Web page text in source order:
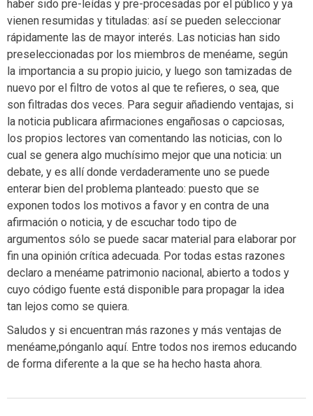
haber sido pre-leídas y pre-procesadas por el público y ya
vienen resumidas y tituladas: así se pueden seleccionar
rápidamente las de mayor interés. Las noticias han sido
preseleccionadas por los miembros de menéame, según
la importancia a su propio juicio, y luego son tamizadas de
nuevo por el filtro de votos al que te refieres, o sea, que
son filtradas dos veces. Para seguir añadiendo ventajas, si
la noticia publicara afirmaciones engañosas o capciosas,
los propios lectores van comentando las noticias, con lo
cual se genera algo muchísimo mejor que una noticia: un
debate, y es allí donde verdaderamente uno se puede
enterar bien del problema planteado: puesto que se
exponen todos los motivos a favor y en contra de una
afirmación o noticia, y de escuchar todo tipo de
argumentos sólo se puede sacar material para elaborar por
fin una opinión crítica adecuada. Por todas estas razones
declaro a menéame patrimonio nacional, abierto a todos y
cuyo código fuente está disponible para propagar la idea
tan lejos como se quiera.
Saludos y si encuentran más razones y más ventajas de
menéame,pónganlo aquí. Entre todos nos iremos educando
de forma diferente a la que se ha hecho hasta ahora.